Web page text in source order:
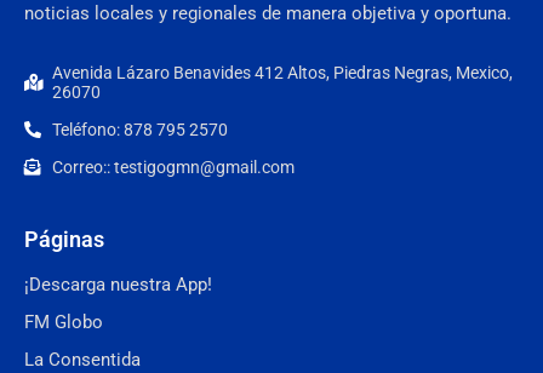
noticias locales y regionales de manera objetiva y oportuna.
Avenida Lázaro Benavides 412 Altos, Piedras Negras, Mexico,
26070
Teléfono: 878 795 2570
Correo:: testigogmn@gmail.com
Páginas
¡Descarga nuestra App!
FM Globo
La Consentida